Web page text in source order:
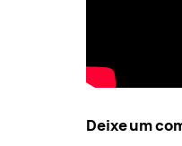
Deixe um